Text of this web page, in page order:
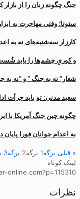
جنگ چگونه زنان را از بازار
سئوتا؛ وقتی مهاجرت به
کارزار سه‌شنبه‌های نه به اعدام در هفته ۱۳۲
و کوریِ چشم‌ها را باید
شعار” نه به جنگ ” و “نه
سعید مدنی: تو باید جرأت
چگونه چین جنگ آمریکا با
به اعدام جوانان فورا پایان
« قبلی برگه1 برگه2 برگه3
لینک کوتاه
online.com?p=115310
نظرات